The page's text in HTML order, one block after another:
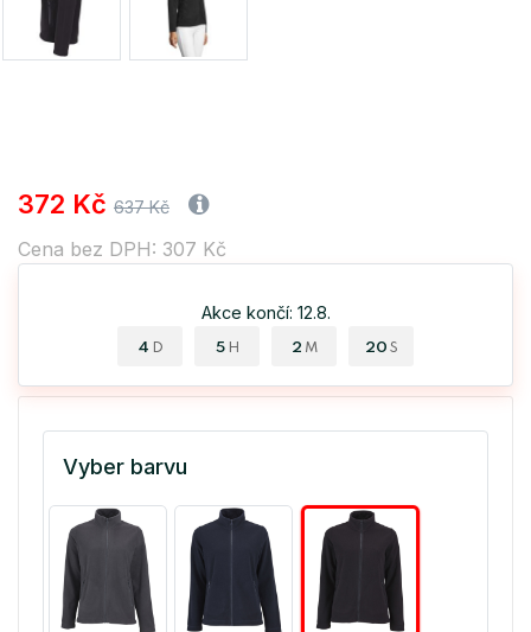
372 Kč 637 Kč
Cena bez DPH: 307 Kč
Akce končí: 12.8.
4 D 5 H 2 M 20 S
Vyber barvu